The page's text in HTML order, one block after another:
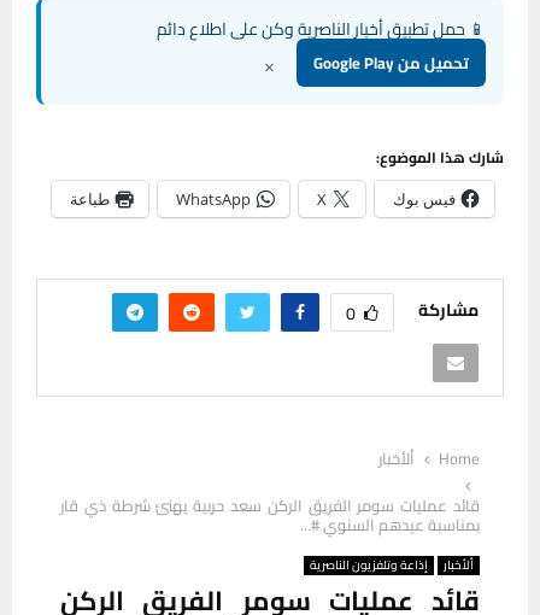
📱 حمل تطبيق أخبار الناصرية وكن على اطلاع دائم
تحميل من Google Play ×
شارك هذا الموضوع:
فيس بوك X
WhatsApp طباعة
مشاركة 0
Home
ألأخبار
قائد عمليات سومر الفريق الركن سعد حربية يهنئ شرطة ذي قار
بمناسبة عيدهم السنوي #…
ألأخبار إذاعة وتلفزيون الناصرية
قائد عمليات سومر الفريق الركن